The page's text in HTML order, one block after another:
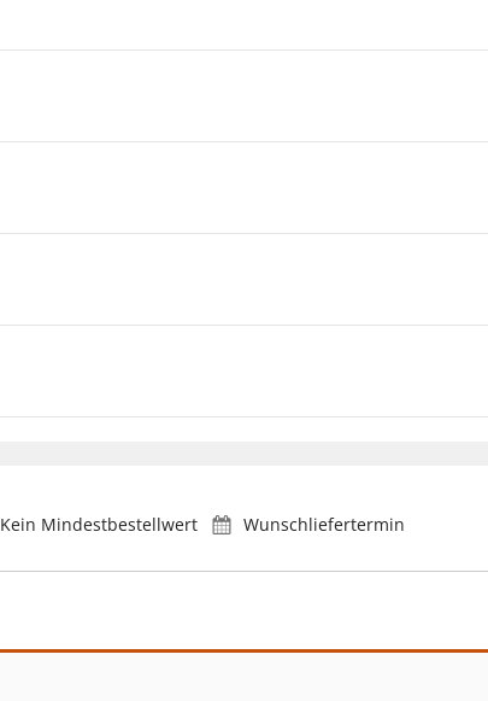
Kein Mindestbestellwert Wunschliefertermin